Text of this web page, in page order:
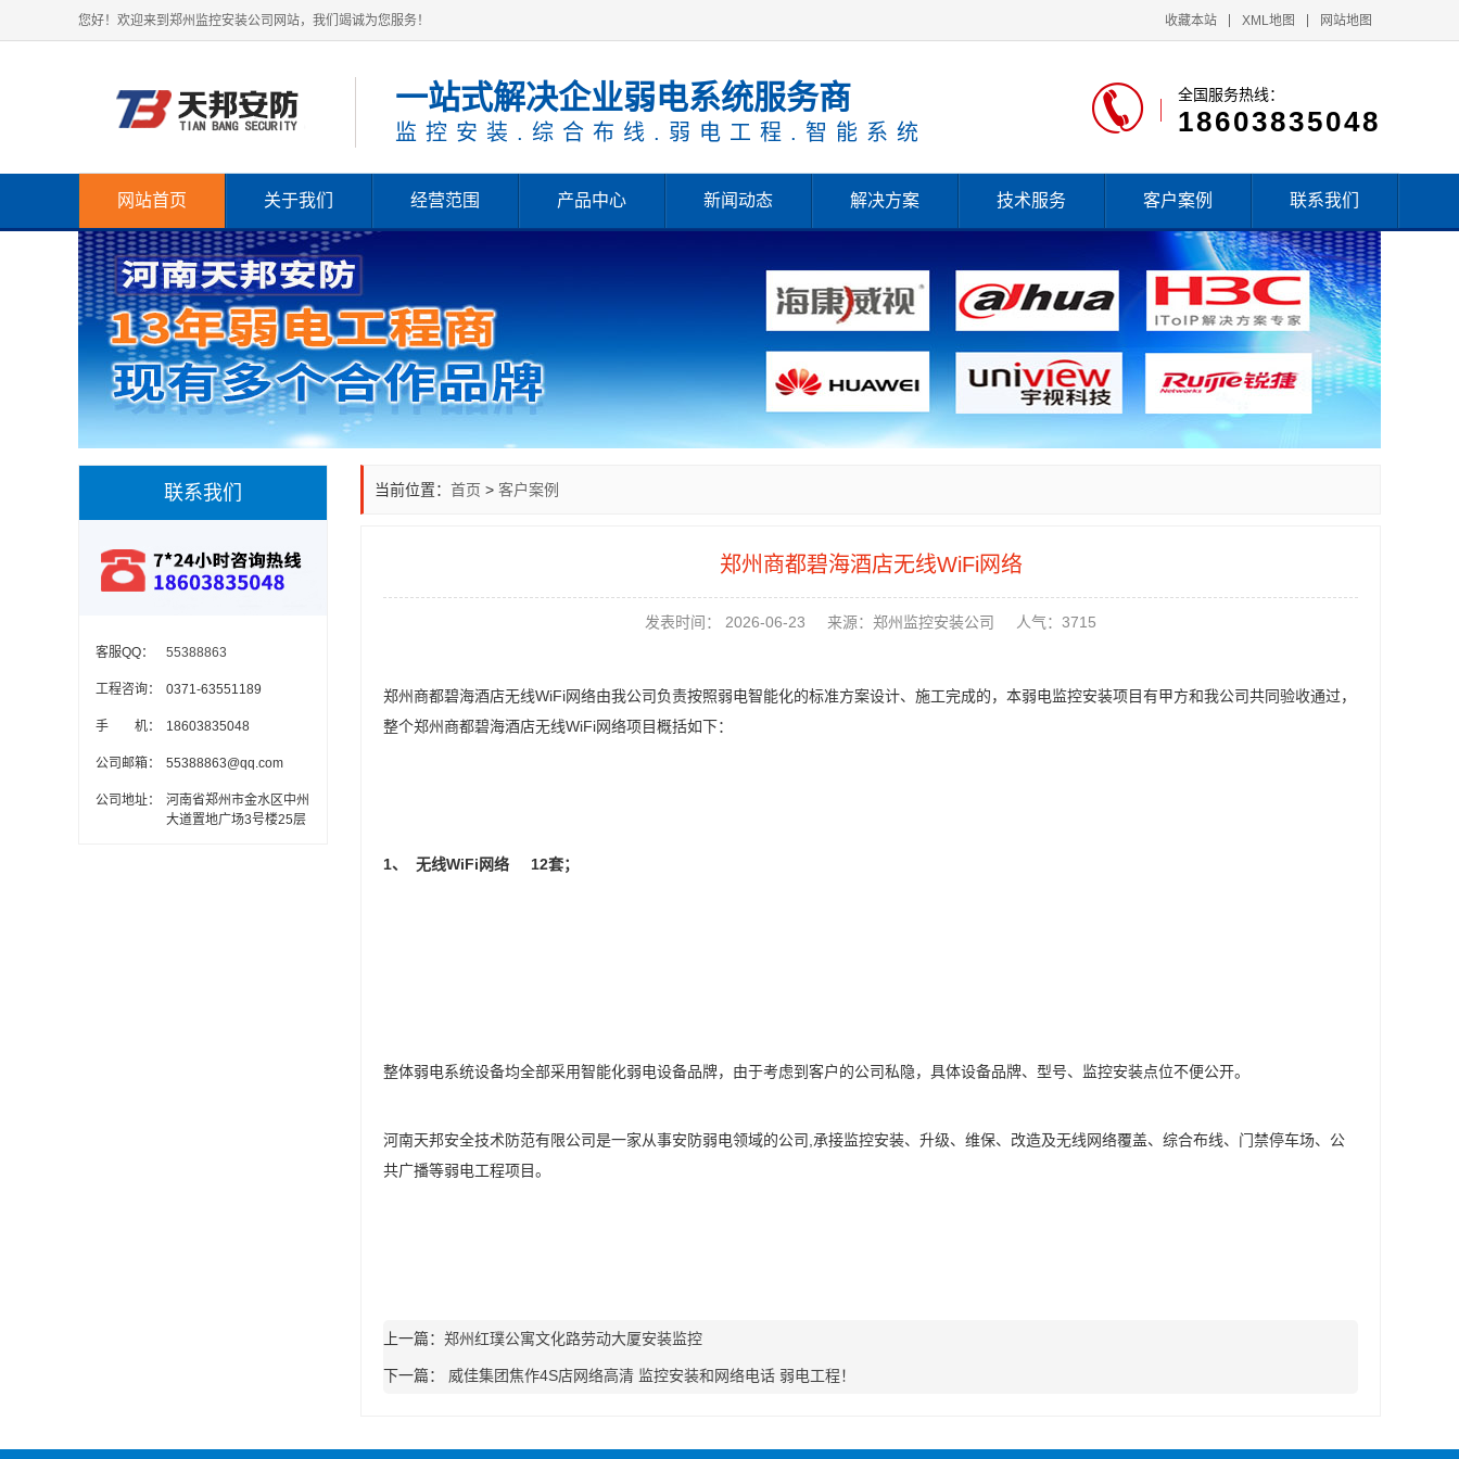
您好！欢迎来到郑州监控安装公司网站，我们竭诚为您服务！ 收藏本站 XML地图 网站地图
全国服务热线：
18603835048
一站式解决企业弱电系统服务商
监控安装.综合布线.弱电工程.智能系统
网站首页 关于我们 经营范围 产品中心 新闻动态 解决方案 技术服务 客户案例 联系我们
当前位置： 首页 > 客户案例
郑州商都碧海酒店无线WiFi网络
发表时间： 2026-06-23 来源：郑州监控安装公司 人气：3715
郑州商都碧海酒店无线WiFi网络由我公司负责按照弱电智能化的标准方案设计、施工完成的，本弱电监控安装项目有甲方和我公司共同验收通过，
整个郑州商都碧海酒店无线WiFi网络项目概括如下：
1、 无线WiFi网络 12套；
整体弱电系统设备均全部采用智能化弱电设备品牌，由于考虑到客户的公司私隐，具体设备品牌、型号、监控安装点位不便公开。
河南天邦安全技术防范有限公司是一家从事安防弱电领域的公司,承接监控安装、升级、维保、改造及无线网络覆盖、综合布线、门禁停车场、公
共广播等弱电工程项目。
上一篇： 郑州红璞公寓文化路劳动大厦安装监控
下一篇： 威佳集团焦作4S店网络高清 监控安装和网络电话 弱电工程！
联系我们
客服QQ： 55388863
工程咨询： 0371-63551189
手 机： 18603835048
公司邮箱： 55388863@qq.com
公司地址：
河南省郑州市金水区中州
大道置地广场3号楼25层